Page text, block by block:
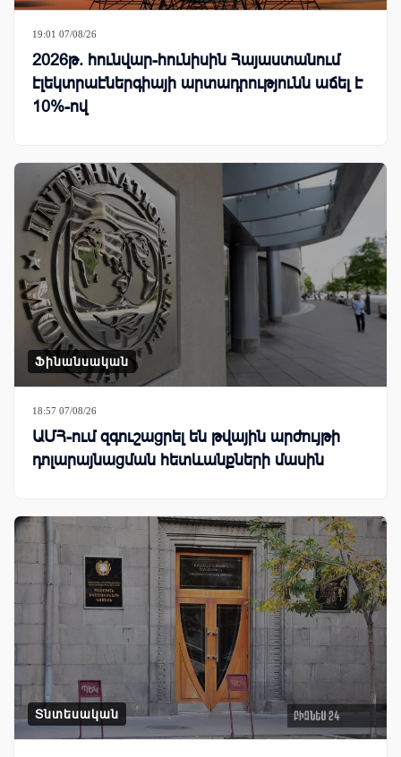
19:01 07/08/26
2026թ. հունվար-հունիսին Հայաստանում
էլեկտրաէներգիայի արտադրությունն աճել է
10%-ով
Ֆինանսական
18:57 07/08/26
ԱՄՀ-ում զգուշացրել են թվային արժույթի
դոլարայնացման հետևանքների մասին
Տնտեսական